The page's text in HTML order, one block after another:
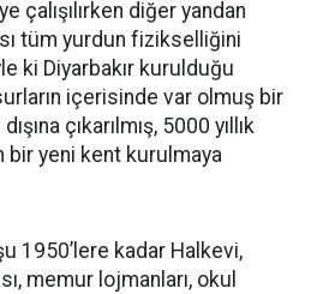
çalışılırken diğer yandan
tüm yurdun fizikselliğini
ki Diyarbakır kurulduğu
içerisinde var olmuş bir
çıkarılmış, 5000 yıllık
bir yeni kent kurulmaya
1950’lere kadar Halkevi,
memur lojmanları, okul